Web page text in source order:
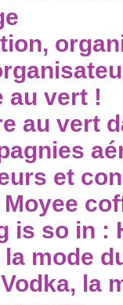
au vert !
au vert
et
is so in :
mode
la